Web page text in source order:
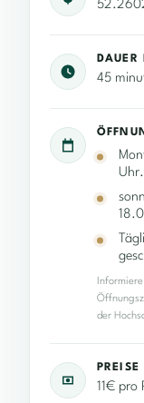
DAUER
45
Uhr.
der
PREISE
11€ pro